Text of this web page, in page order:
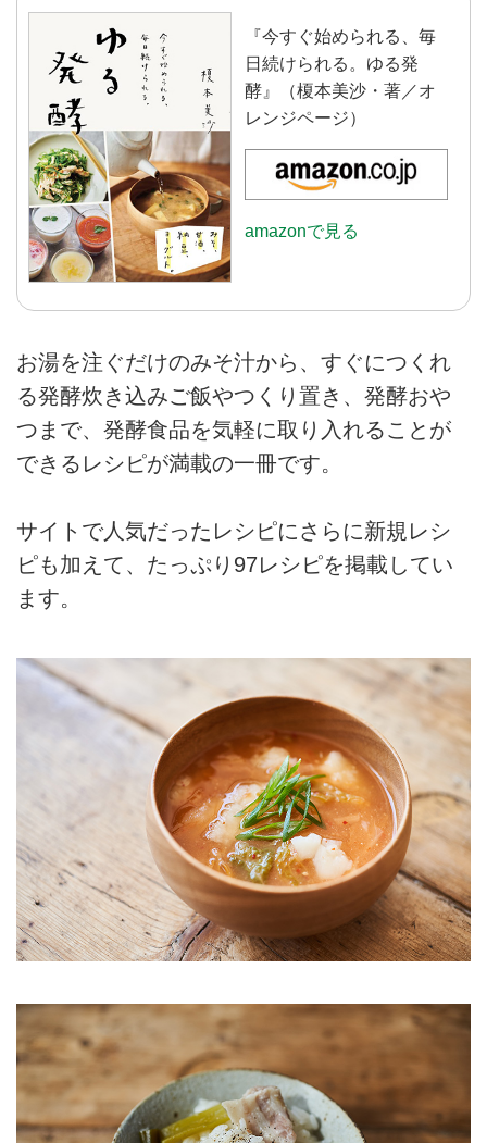
『今すぐ始められる、毎
日続けられる。ゆる発
酵』（榎本美沙・著／オ
レンジページ）
amazonで見る
お湯を注ぐだけのみそ汁から、すぐにつくれ
る発酵炊き込みご飯やつくり置き、発酵おや
つまで、発酵食品を気軽に取り入れることが
できるレシピが満載の一冊です。
サイトで人気だったレシピにさらに新規レシ
ピも加えて、たっぷり97レシピを掲載してい
ます。